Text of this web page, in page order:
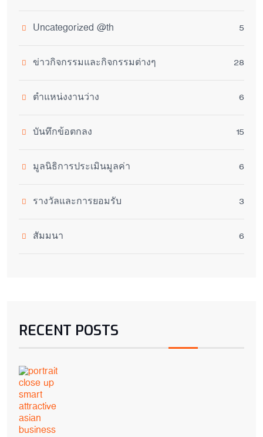
Uncategorized @th 5
ข่าวกิจกรรมและกิจกรรมต่างๆ 28
ตำแหน่งงานว่าง 6
บันทึกข้อตกลง 15
มูลนิธิการประเมินมูลค่า 6
รางวัลและการยอมรับ 3
สัมมนา 6
RECENT POSTS